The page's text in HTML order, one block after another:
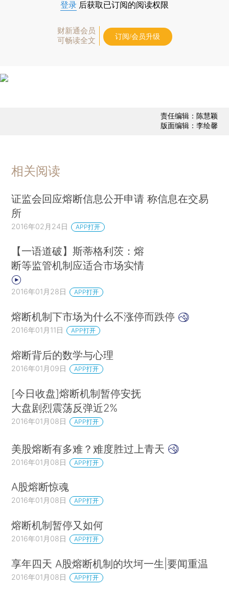
登录 后获取已订阅的阅读权限
财新通会员
可畅读全文
订阅/会员升级
责任编辑：陈慧颖
版面编辑：李绘馨
相关阅读
证监会回应熔断信息公开申请 称信息在交易
所
2016年02月24日 APP打开
【一语道破】斯蒂格利茨：熔
断等监管机制应适合市场实情
2016年01月28日 APP打开
熔断机制下市场为什么不涨停而跌停
2016年01月11日 APP打开
熔断背后的数学与心理
2016年01月09日 APP打开
[今日收盘]熔断机制暂停安抚
大盘剧烈震荡反弹近2%
2016年01月08日 APP打开
美股熔断有多难？难度胜过上青天
2016年01月08日 APP打开
A股熔断惊魂
2016年01月08日 APP打开
熔断机制暂停又如何
2016年01月08日 APP打开
享年四天 A股熔断机制的坎坷一生|要闻重温
2016年01月08日 APP打开